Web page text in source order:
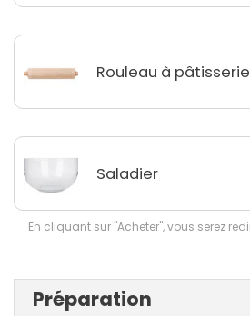
Rouleau à pâtisserie
Saladier
En cliquant sur "Acheter", vous serez
Préparation